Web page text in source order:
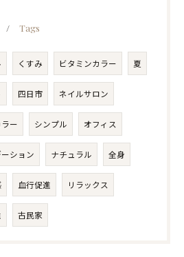
Tags
くすみ ビタミンカラー 夏
四日市 ネイルサロン
ー シンプル オフィス
ション ナチュラル 全身
血行促進 リラックス
古民家